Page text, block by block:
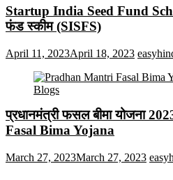
Startup India Seed Fund
फंड स्कीम (SISFS)
April 11, 2023April 18, 2023
प्रधानमंत्री फसल बीमा योजना
Fasal Bima Yojana
March 27, 2023March 27, 2023